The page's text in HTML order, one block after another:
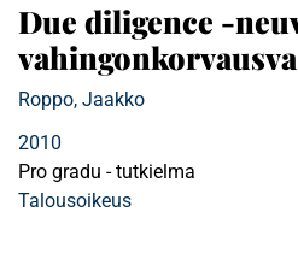
Due diligence -
Roppo, Jaakko
2010
Pro gradu - tutkielma
Talousoikeus